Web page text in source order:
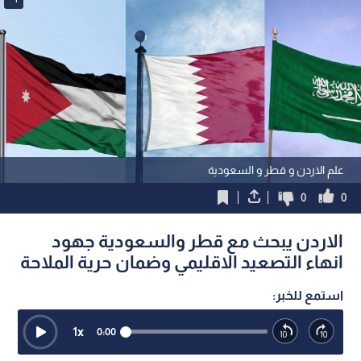
علم الاردن و قطر و السعودية
0
0
الاردن يبحث مع قطر والسعودية جهود
انهاء التصعيد الاقليمي وضمان حرية الملاحة
استمع للخبر:
0:00
1x